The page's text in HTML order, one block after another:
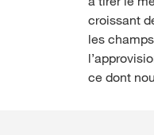
croissant
les
ce dont